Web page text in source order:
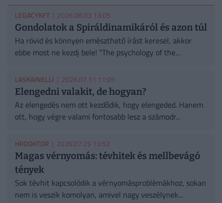
LEGACYKFT | 2026.08.03 13:05
Gondolatok a Spiráldinamikáról és azon túl
Ha rövid és könnyen emészthető írást keresel, akkor
ebbe most ne kezdj bele! "The psychology of the...
LASKAINELLI | 2026.07.31 11:05
Elengedni valakit, de hogyan?
Az elengedés nem ott kezdődik, hogy elengeded. Hanem
ott, hogy végre valami fontosabb lesz a számodr...
HRDOKTOR | 2026.07.29 13:52
Magas vérnyomás: tévhitek és mellbevágó
tények
Sok tévhit kapcsolódik a vérnyomásproblémákhoz, sokan
nem is veszik komolyan, amivel nagy veszélynek...